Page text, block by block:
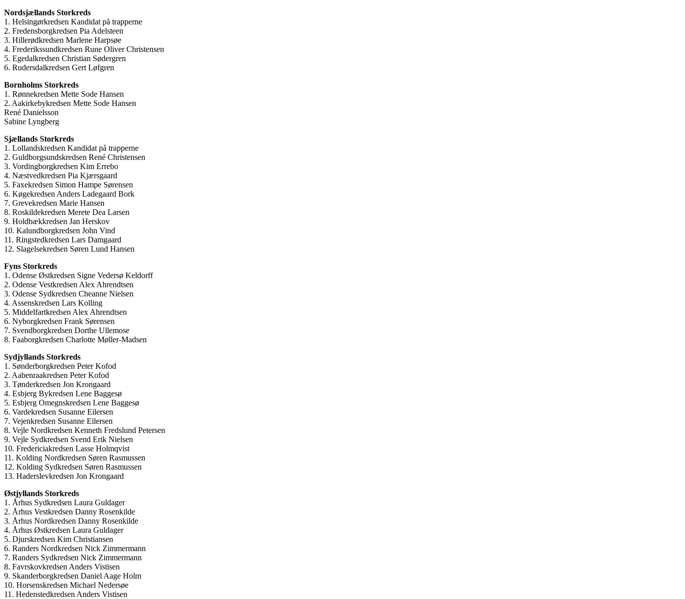
Nordsjællands Storkreds
1. Helsingørkredsen Kandidat på trapperne
2. Fredensborgkredsen Pia Adelsteen
3. Hillerødkredsen Marlene Harpsøe
4. Frederikssundkredsen Rune Oliver Christensen
5. Egedalkredsen Christian Sødergren
6. Rudersdalkredsen Gert Løfgren
Bornholms Storkreds
1. Rønnekredsen Mette Sode Hansen
2. Aakirkebykredsen Mette Sode Hansen
René Danielsson
Sabine Lyngberg
Sjællands Storkreds
1. Lollandskredsen Kandidat på trapperne
2. Guldborgsundskredsen René Christensen
3. Vordingborgkredsen Kim Errebo
4. Næstvedkredsen Pia Kjærsgaard
5. Faxekredsen Simon Hampe Sørensen
6. Køgekredsen Anders Ladegaard Bork
7. Grevekredsen Marie Hansen
8. Roskildekredsen Merete Dea Larsen
9. Holdbækkredsen Jan Herskov
10. Kalundborgkredsen John Vind
11. Ringstedkredsen Lars Damgaard
12. Slagelsekredsen Søren Lund Hansen
Fyns Storkreds
1. Odense Østkredsen Signe Vedersø Keldorff
2. Odense Vestkredsen Alex Ahrendtsen
3. Odense Sydkredsen Cheanne Nielsen
4. Assenskredsen Lars Kolling
5. Middelfartkredsen Alex Ahrendtsen
6. Nyborgkredsen Frank Sørensen
7. Svendborgkredsen Dorthe Ullemose
8. Faaborgkredsen Charlotte Møller-Madsen
Sydjyllands Storkreds
1. Sønderborgkredsen Peter Kofod
2. Aabenraakredsen Peter Kofod
3. Tønderkredsen Jon Krongaard
4. Esbjerg Bykredsen Lene Baggesø
5. Esbjerg Omegnskredsen Lene Baggesø
6. Vardekredsen Susanne Eilersen
7. Vejenkredsen Susanne Eilersen
8. Vejle Nordkredsen Kenneth Fredslund Petersen
9. Vejle Sydkredsen Svend Erik Nielsen
10. Fredericiakredsen Lasse Holmqvist
11. Kolding Nordkredsen Søren Rasmussen
12. Kolding Sydkredsen Søren Rasmussen
13. Haderslevkredsen Jon Krongaard
Østjyllands Storkreds
1. Århus Sydkredsen Laura Guldager
2. Århus Vestkredsen Danny Rosenkilde
3. Århus Nordkredsen Danny Rosenkilde
4. Århus Østkredsen Laura Guldager
5. Djurskredsen Kim Christiansen
6. Randers Nordkredsen Nick Zimmermann
7. Randers Sydkredsen Nick Zimmermann
8. Favrskovkredsen Anders Vistisen
9. Skanderborgkredsen Daniel Aage Holm
10. Horsenskredsen Michael Nedersøe
11. Hedenstedkredsen Anders Vistisen